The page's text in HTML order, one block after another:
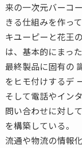
来の一次元バーコ
きる仕組みを作っ
キユーピーと花王
は、基本的にまっ
最終製品に固有の
をヒモ付けするデ
そして電話やイン
問い合わせに対し
を構築している。
流通や物流の情報